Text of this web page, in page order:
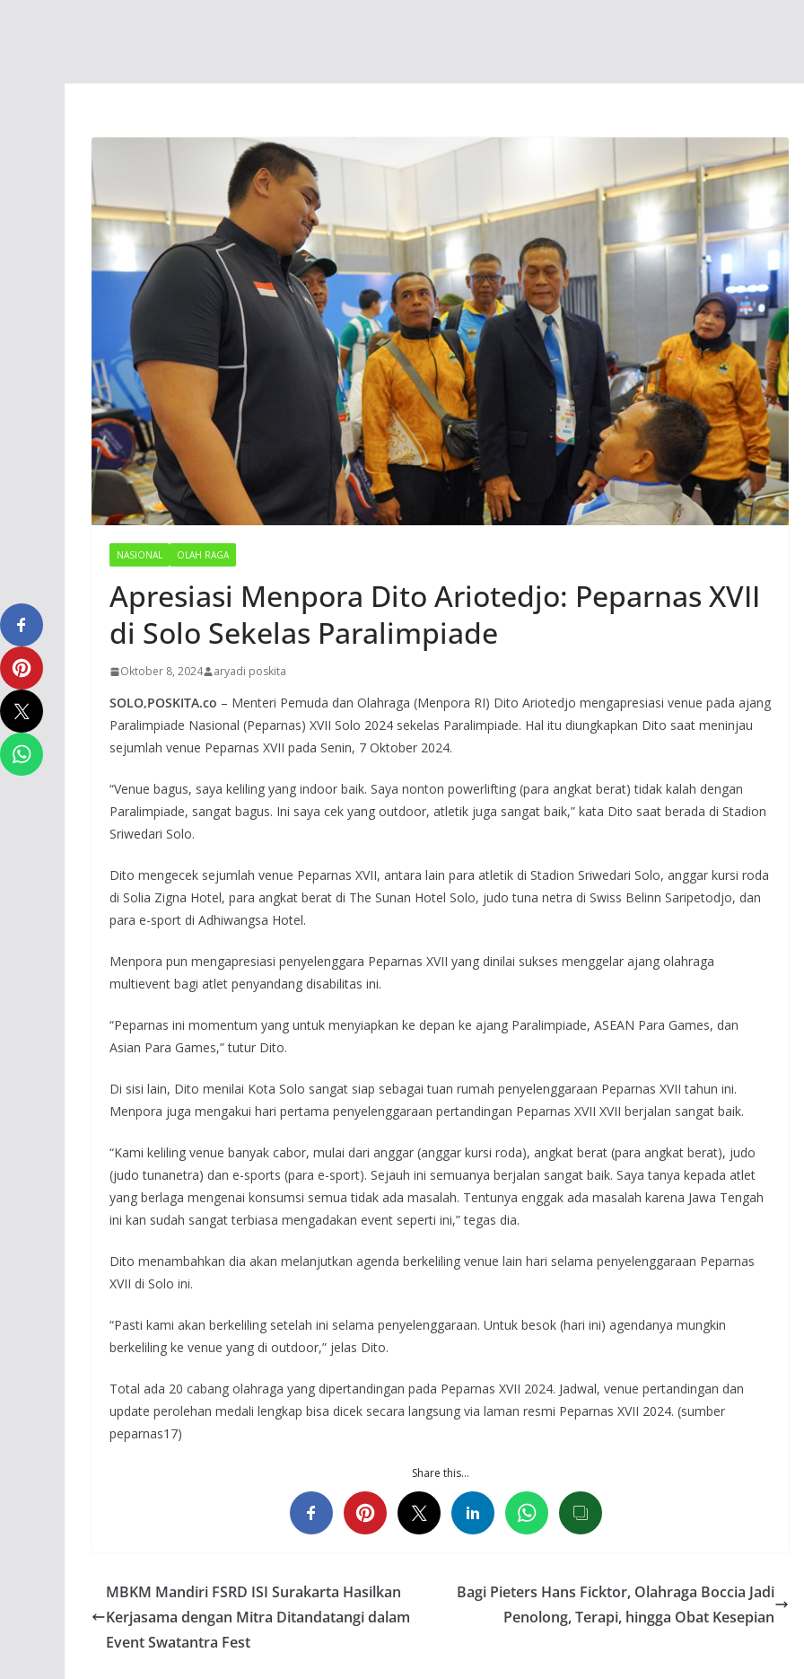
NASIONAL OLAH RAGA
Apresiasi Menpora Dito Ariotedjo: Peparnas XVII
di Solo Sekelas Paralimpiade
Oktober 8, 2024 aryadi poskita
SOLO,POSKITA.co – Menteri Pemuda dan Olahraga (Menpora RI) Dito Ariotedjo mengapresiasi venue pada ajang
Paralimpiade Nasional (Peparnas) XVII Solo 2024 sekelas Paralimpiade. Hal itu diungkapkan Dito saat meninjau
sejumlah venue Peparnas XVII pada Senin, 7 Oktober 2024.
“Venue bagus, saya keliling yang indoor baik. Saya nonton powerlifting (para angkat berat) tidak kalah dengan
Paralimpiade, sangat bagus. Ini saya cek yang outdoor, atletik juga sangat baik,” kata Dito saat berada di Stadion
Sriwedari Solo.
Dito mengecek sejumlah venue Peparnas XVII, antara lain para atletik di Stadion Sriwedari Solo, anggar kursi roda
di Solia Zigna Hotel, para angkat berat di The Sunan Hotel Solo, judo tuna netra di Swiss Belinn Saripetodjo, dan
para e-sport di Adhiwangsa Hotel.
Menpora pun mengapresiasi penyelenggara Peparnas XVII yang dinilai sukses menggelar ajang olahraga
multievent bagi atlet penyandang disabilitas ini.
“Peparnas ini momentum yang untuk menyiapkan ke depan ke ajang Paralimpiade, ASEAN Para Games, dan
Asian Para Games,” tutur Dito.
Di sisi lain, Dito menilai Kota Solo sangat siap sebagai tuan rumah penyelenggaraan Peparnas XVII tahun ini.
Menpora juga mengakui hari pertama penyelenggaraan pertandingan Peparnas XVII XVII berjalan sangat baik.
“Kami keliling venue banyak cabor, mulai dari anggar (anggar kursi roda), angkat berat (para angkat berat), judo
(judo tunanetra) dan e-sports (para e-sport). Sejauh ini semuanya berjalan sangat baik. Saya tanya kepada atlet
yang berlaga mengenai konsumsi semua tidak ada masalah. Tentunya enggak ada masalah karena Jawa Tengah
ini kan sudah sangat terbiasa mengadakan event seperti ini,” tegas dia.
Dito menambahkan dia akan melanjutkan agenda berkeliling venue lain hari selama penyelenggaraan Peparnas
XVII di Solo ini.
“Pasti kami akan berkeliling setelah ini selama penyelenggaraan. Untuk besok (hari ini) agendanya mungkin
berkeliling ke venue yang di outdoor,” jelas Dito.
Total ada 20 cabang olahraga yang dipertandingan pada Peparnas XVII 2024. Jadwal, venue pertandingan dan
update perolehan medali lengkap bisa dicek secara langsung via laman resmi Peparnas XVII 2024. (sumber
peparnas17)
Share this…
MBKM Mandiri FSRD ISI Surakarta Hasilkan
Kerjasama dengan Mitra Ditandatangi dalam
Event Swatantra Fest
Bagi Pieters Hans Ficktor, Olahraga Boccia Jadi
Penolong, Terapi, hingga Obat Kesepian